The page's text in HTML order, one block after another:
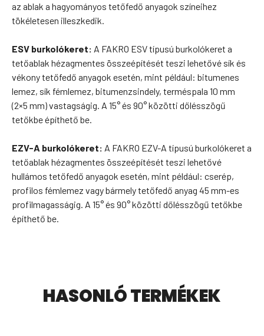
az ablak a hagyományos tetőfedő anyagok színeihez
tökéletesen illeszkedik.
ESV burkolókeret: A FAKRO ESV típusú burkolókeret a
tetőablak hézagmentes összeépítését teszi lehetővé sík és
vékony tetőfedő anyagok esetén, mint például: bitumenes
lemez, sík fémlemez, bitumenzsindely, terméspala 10 mm
(2×5 mm) vastagságig. A 15° és 90° közötti dőlésszögű
tetőkbe építhető be.
EZV-A burkolókeret: A FAKRO EZV-A típusú burkolókeret a
tetőablak hézagmentes összeépítését teszi lehetővé
hullámos tetőfedő anyagok esetén, mint például: cserép,
profilos fémlemez vagy bármely tetőfedő anyag 45 mm-es
profilmagasságig. A 15° és 90° közötti dőlésszögű tetőkbe
építhető be.
HASONLÓ TERMÉKEK